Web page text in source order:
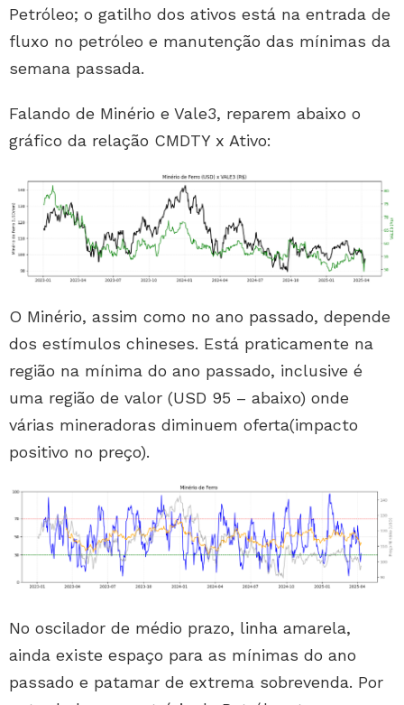
Petróleo; o gatilho dos ativos está na entrada de
fluxo no petróleo e manutenção das mínimas da
semana passada.
Falando de Minério e Vale3, reparem abaixo o
gráfico da relação CMDTY x Ativo:
O Minério, assim como no ano passado, depende
dos estímulos chineses. Está praticamente na
região na mínima do ano passado, inclusive é
uma região de valor (USD 95 – abaixo) onde
várias mineradoras diminuem oferta(impacto
positivo no preço).
No oscilador de médio prazo, linha amarela,
ainda existe espaço para as mínimas do ano
passado e patamar de extrema sobrevenda. Por